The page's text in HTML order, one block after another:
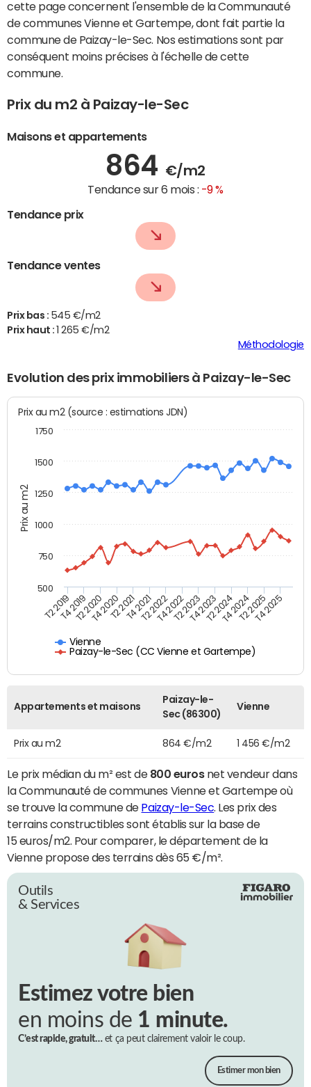
cette page concernent l'ensemble de la Communauté
de communes Vienne et Gartempe, dont fait partie la
commune de Paizay-le-Sec. Nos estimations sont par
conséquent moins précises à l'échelle de cette
commune.
Prix du m2 à Paizay-le-Sec
Maisons et appartements
864 €/m2
Tendance sur 6 mois : -9 %
Tendance prix
Tendance ventes
Prix bas : 545 €/m2
Prix haut :
1 265 €/m2
Méthodologie
Evolution des prix immobiliers à Paizay-le-Sec
Prix au m2
Prix au m2 (source : estimations JDN)
Vienne
Paizay-le-Sec (CC Vienne et Gartempe)
T2 2019T4 2019T2 2020T4 2020T2 2021T4 2021T2 2022T4 2022T2 2023T4 2023T2 2024T4 2024T2 2025T4 2025
500
750
1000
1250
1500
1750
Appartements et maisons
Paizay-le-
Sec (86300)
Vienne
Prix au m2 864 €/m2 1 456 €/m2
Le prix médian du m² est de 800 eurosnet vendeur dans
la Communauté de communes Vienne et Gartempe où
se trouve la commune de Paizay-le-Sec . Les prix des
terrains constructibles sont établis sur la base de
15 euros/m2. Pour comparer, le département de la
Vienne propose des terrains dès 65 €/m².
Outils
& Services
Estimez votre bien
en moins de 1 minute.
C’est rapide, gratuit…et ça peut clairement valoir le coup.
Estimer mon bien